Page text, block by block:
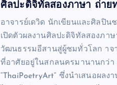
ศิลปะดิจิทัลสองภาษา ถ่า
อาจารย์เดวิด นักเขียนและศิลปิ
เปิดตัวผลงานศิลปะดิจิทัลสองภา
วัฒนธรรมอีสานสู่ผู้ชมทั่วโลก าจ
ที่อาศัยอยู่ในสกลนครมานานกว่า
“ThaiPoetryArt” ซึ่งนำเสนอผล